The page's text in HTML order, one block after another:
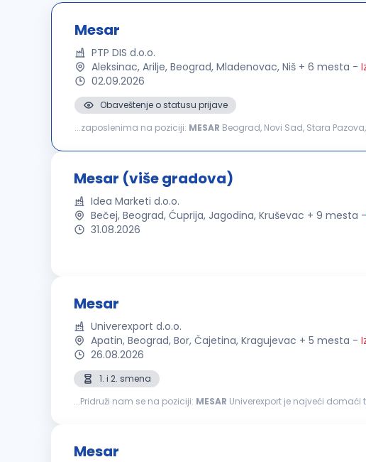
Mesar
PTP DIS d.o.o.
Aleksinac, Arilje, Beograd, Mladenovac, Niš + 6 mesta -
02.09.2026
Obaveštenje o statusu prijave
...zaposlenima na poziciji: MESAR Beograd, Novi Sad, Stara
Mesar (više gradova)
Idea Marketi d.o.o.
Bečej, Beograd, Ćuprija, Jagodina, Kruševac + 9 mesta -
31.08.2026
Mesar
Univerexport d.o.o.
Apatin, Beograd, Bor, Čajetina, Kragujevac + 5 mesta -
26.08.2026
1. i 2. smena
...Pridruži nam se na poziciji: MESAR Univerexport je najveći
Mesar